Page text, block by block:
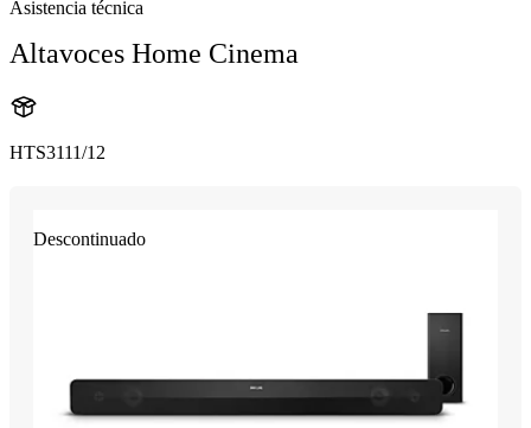
Asistencia técnica
Altavoces Home Cinema
HTS3111/12
Descontinuado